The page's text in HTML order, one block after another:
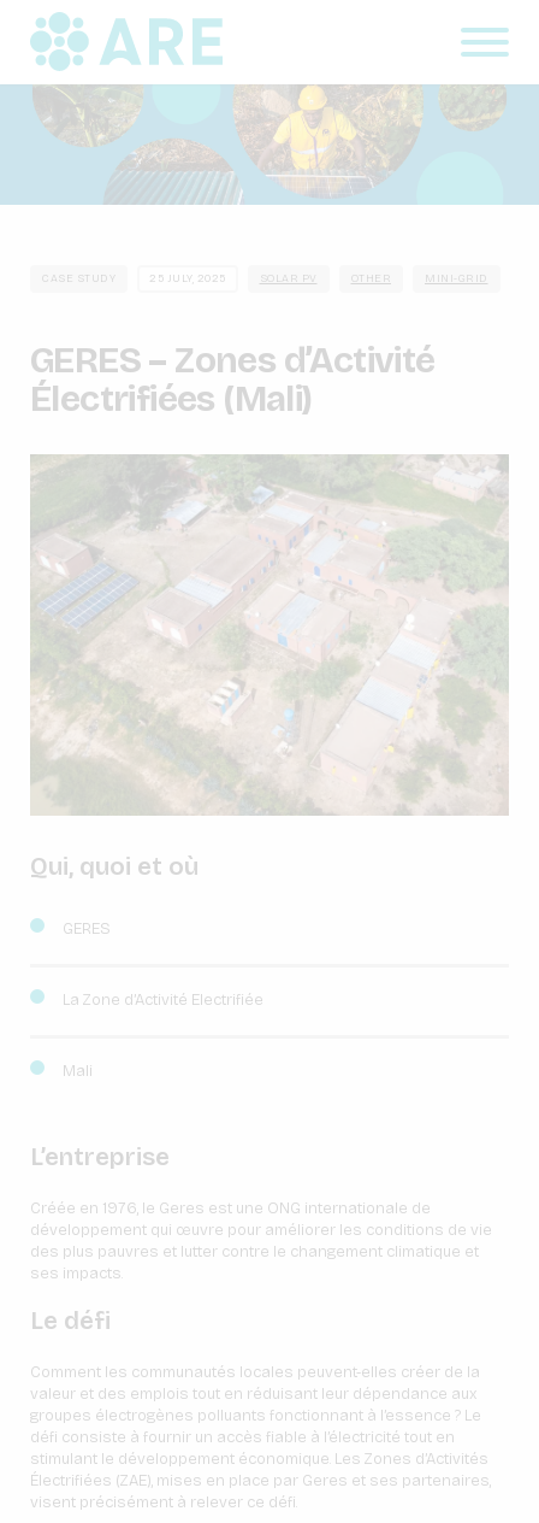
CASE STUDY 25 JULY, 2025 SOLAR PV OTHER MINI-GRID
GERES – Zones d’Activité
Électrifiées (Mali)
Qui, quoi et où
GERES
La Zone d’Activité Electrifiée
Mali
L’entreprise
Créée en 1976, le Geres est une ONG internationale de
développement qui œuvre pour améliorer les conditions de vie
des plus pauvres et lutter contre le changement climatique et
ses impacts.
Le défi
Comment les communautés locales peuvent-elles créer de la
valeur et des emplois tout en réduisant leur dépendance aux
groupes électrogènes polluants fonctionnant à l’essence ? Le
défi consiste à fournir un accès fiable à l’électricité tout en
stimulant le développement économique. Les Zones d’Activités
Électrifiées (ZAE), mises en place par Geres et ses partenaires,
visent précisément à relever ce défi.